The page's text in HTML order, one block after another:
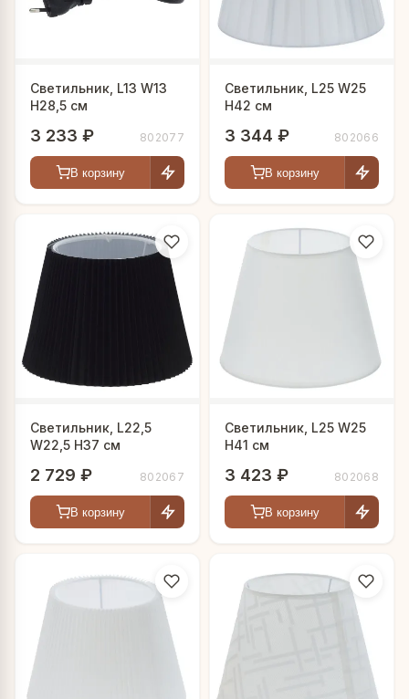
Светильник, L13 W13
H28,5 см
3 233 ₽ 802077
В корзину
Светильник, L25 W25
H42 см
3 344 ₽ 802066
В корзину
Светильник, L22,5
W22,5 H37 см
2 729 ₽ 802067
В корзину
Светильник, L25 W25
H41 см
3 423 ₽ 802068
В корзину